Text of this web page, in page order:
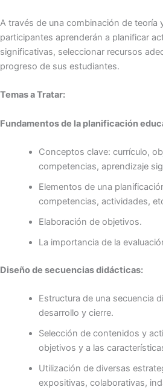
A través de una combinación de teoría
participantes aprenderán a planificar
significativas, seleccionar recursos
progreso de sus estudiantes.
Temas a Tratar:
Fundamentos de la planificación
Conceptos clave: currículo,
competencias, aprendizaje
Elementos de una
competencias, actividades,
Elaboración de objetivos.
La importancia de la
Diseño de secuencias didácticas:
Estructura de una secuencia
desarrollo y cierre.
Selección de contenidos y
objetivos y a las
Utilización de diversas
expositivas, colaborativas,